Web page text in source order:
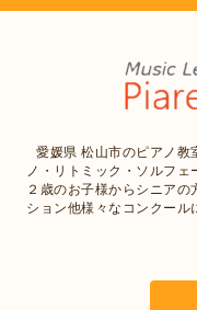
愛媛県 松山市のピアノ教
ノ・リトミック・ソルフェ
２歳のお子様からシニア
ション他様々なコンクー